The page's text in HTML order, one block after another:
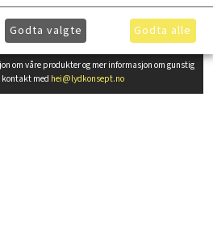
om våre produkter og mer informasjon om gunstig
med hei@lydkonsept.no
Godta valgte Godta alle